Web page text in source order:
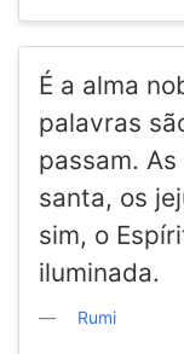
É a alma
palavras
passam.
santa, os
sim, o
iluminada.
Rumi